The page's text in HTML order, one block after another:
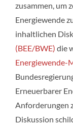
zusammen, um
Energiewende
inhaltlichen
(BEE/BWE) die
Energiewende-
Erneuerbarer
Anforderungen
Diskussion